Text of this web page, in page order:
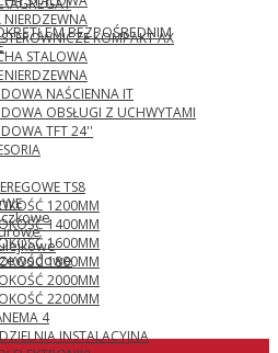
NIERDZEWNA
KOMPAKT AX
STALOWA
NIERDZEWNA
NAŚCIENNA IT
OBSŁUGI Z UCHWYTAMI
TFT 24''
TS8
1200MM
1400MM
1600MM
1800MM
2000MM
2200MM
4
INSTALACYJNA
BEZPOŚREDNIM